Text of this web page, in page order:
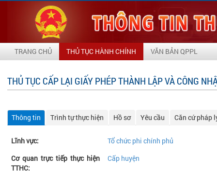
TRANG CHỦ THỦ TỤC HÀNH CHÍNH VĂN BẢN QPPL
THỦ TỤC CẤP LẠI GIẤY PHÉP THÀNH LẬP VÀ CÔNG
Thông tin Trình tự thực hiện Hồ sơ Yêu cầu Căn cứ pháp
Lĩnh vực:
Tổ chức phi chính phủ
Cơ quan trực tiếp thực hiện
TTHC:
Cấp huyện